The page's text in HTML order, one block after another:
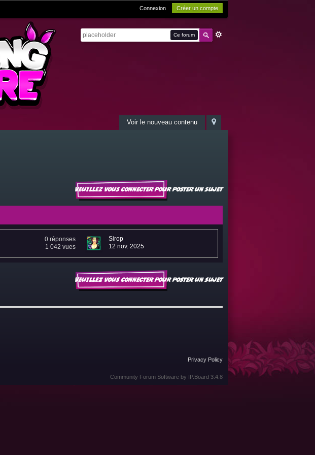
Connexion Créer un compte
Ce forum
Voir le nouveau contenu
Veuillez vous connecter pour poster un sujet
0 réponses
1 042 vues
Sirop
12 nov. 2025
Veuillez vous connecter pour poster un sujet
Privacy Policy
Community Forum Software by IP.Board 3.4.8